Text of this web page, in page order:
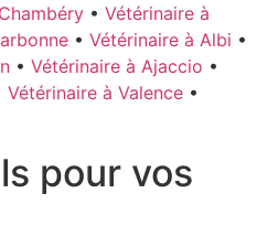
• Vétérinaire à
• Vétérinaire à Albi •
• Vétérinaire à Ajaccio •
Vétérinaire à Valence •
pour vos